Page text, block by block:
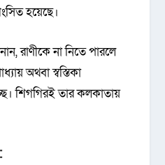
হয়েছে।
রাণীকে না নিতে পারলে
অথবা স্বস্তিকা
শিগগিরই তার কলকাতায়